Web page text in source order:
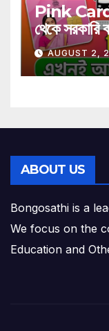
Pink
থেকে সরকারি
কার্ডAUGUST 2,
ABOUT US
Bongosathi is a
We focus on the
Education and